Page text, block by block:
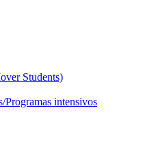
Students)
Programas intensivos